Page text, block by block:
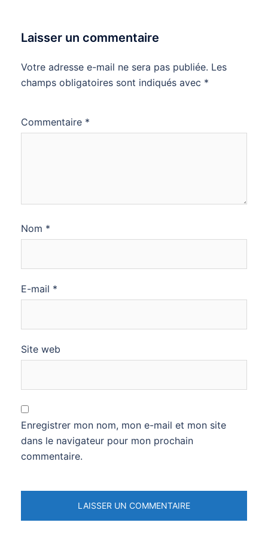
Laisser un commentaire
Votre adresse e-mail ne sera pas publiée. Les
champs obligatoires sont indiqués avec *
Commentaire *
Nom *
E-mail *
Site web
Enregistrer mon nom, mon e-mail et mon site
dans le navigateur pour mon prochain
commentaire.